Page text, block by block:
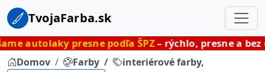
TvojaFarba.sk
presne podľa ŠPZ– rýchlo, presne a bez čakania.
Domov
Farby interiérové farby,